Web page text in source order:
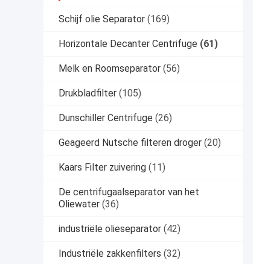
Schijf olie Separator (169)
Horizontale Decanter Centrifuge (61)
Melk en Roomseparator (56)
Drukbladfilter (105)
Dunschiller Centrifuge (26)
Geageerd Nutsche filteren droger (20)
Kaars Filter zuivering (11)
De centrifugaalseparator van het
Oliewater (36)
industriële olieseparator (42)
Industriële zakkenfilters (32)